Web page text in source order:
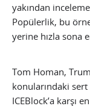
yakından
Popülerlik, bu
yerine hızla sona
Tom Homan,
konularındaki
ICEBlock’a karşı